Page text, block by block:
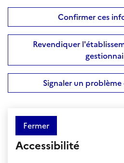
Confirmer ces
Revendiquer
Signaler un
Fermer
Accessibilité